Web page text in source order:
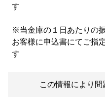
す
※当金庫の１日あたりの
お客様に申込書にてご指
す
この情報により問